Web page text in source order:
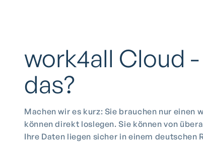
work4all Cloud
das?
Machen wir es kurz: Sie brauchen nur einen
können direkt loslegen. Sie können von
Ihre Daten liegen sicher in einem deutschen